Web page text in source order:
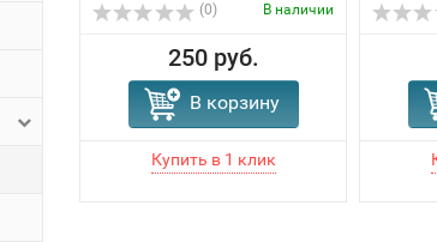
(0) В наличии
250 руб.
В корзину